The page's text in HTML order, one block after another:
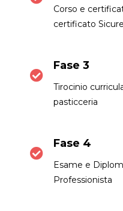
Corso e
certificato
Fase 3
Tirocinio
pasticceria
Fase 4
Esame e
Professionista